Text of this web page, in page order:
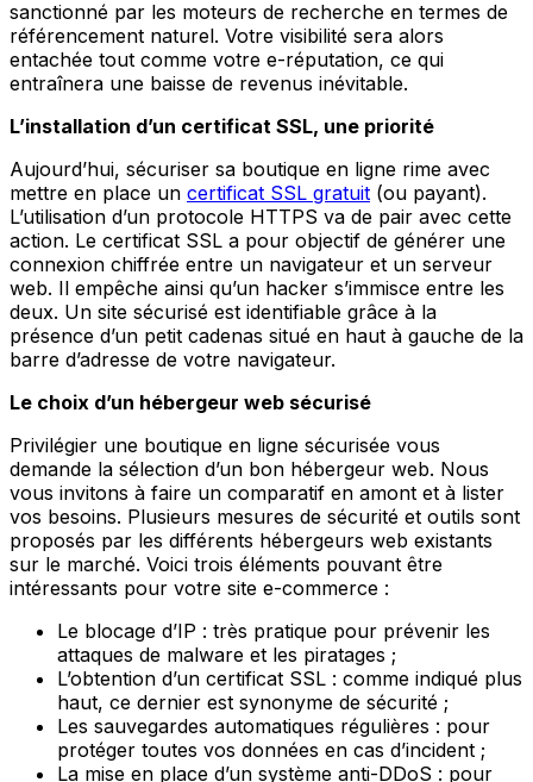
sanctionné par les moteurs de recherche en termes de
référencement naturel. Votre visibilité sera alors
entachée tout comme votre e-réputation, ce qui
entraînera une baisse de revenus inévitable.
L’installation d’un certificat SSL, une priorité
Aujourd’hui, sécuriser sa boutique en ligne rime avec
mettre en place un certificat SSL gratuit (ou payant).
L’utilisation d’un protocole HTTPS va de pair avec cette
action. Le certificat SSL a pour objectif de générer une
connexion chiffrée entre un navigateur et un serveur
web. Il empêche ainsi qu’un hacker s’immisce entre les
deux. Un site sécurisé est identifiable grâce à la
présence d’un petit cadenas situé en haut à gauche de la
barre d’adresse de votre navigateur.
Le choix d’un hébergeur web sécurisé
Privilégier une boutique en ligne sécurisée vous
demande la sélection d’un bon hébergeur web. Nous
vous invitons à faire un comparatif en amont et à lister
vos besoins. Plusieurs mesures de sécurité et outils sont
proposés par les différents hébergeurs web existants
sur le marché. Voici trois éléments pouvant être
intéressants pour votre site e-commerce :
Le blocage d’IP : très pratique pour prévenir les
attaques de malware et les piratages ;
L’obtention d’un certificat SSL : comme indiqué plus
haut, ce dernier est synonyme de sécurité ;
Les sauvegardes automatiques régulières : pour
protéger toutes vos données en cas d’incident ;
La mise en place d’un système anti-DDoS : pour